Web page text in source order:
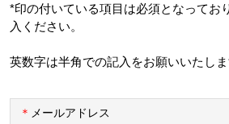
*印の付いている項目は必須となってお
入ください。
英数字は半角での記入をお願いいたしま
＊ メールアドレス